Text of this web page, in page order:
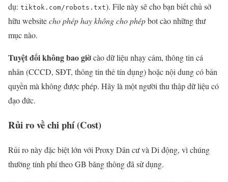
dụ: tiktok.com/robots.txt). File này sẽ cho bạn biết chủ sở
hữu websitecho phép hay không cho phépbot cào những thư
mục nào.
Tuyệt đối không bao giờcào dữ liệu nhạy cảm, thông tin cá
nhân (CCCD, SĐT, thông tin thẻ tín dụng) hoặc nội dung có bản
quyền mà không được phép. Hãy là một người thu thập dữ liệu có
đạo đức.
Rủi ro về chi phí (Cost)
Rủi ro này đặc biệt lớn với Proxy Dân cư và Di động, vì chúng
thường tính phí theo GB băng thông đã sử dụng.